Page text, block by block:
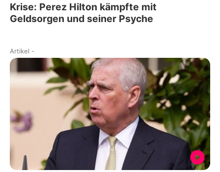
Krise: Perez Hilton kämpfte mit
Geldsorgen und seiner Psyche
Artikel -